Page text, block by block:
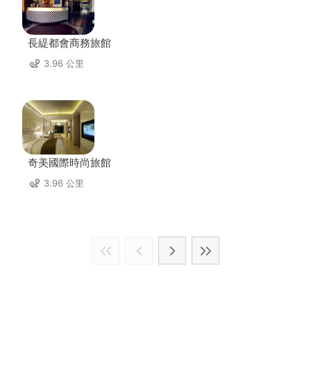
長緹都會商務旅館
3.96 公里
奇美國際時尚旅館
3.96 公里